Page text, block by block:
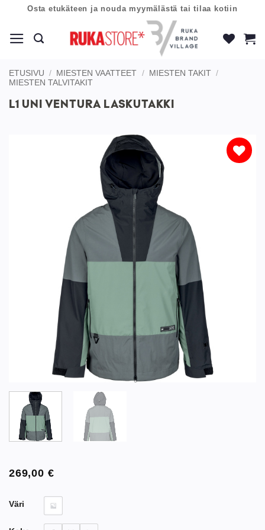
content
Osta etukäteen ja nouda myymälästä tai tilaa kotiin
ETUSIVU / MIESTEN VAATTEET / MIESTEN TAKIT /
MIESTEN TALVITAKIT
L1 UNI VENTURA LASKUTAKKI
269,00 €
Väri